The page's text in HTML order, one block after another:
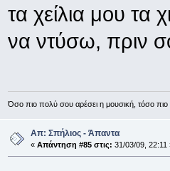
τα χείλια μου τα
να ντύσω, πριν
Όσο πιο πολύ σου αρέσει η μουσική, τόσο
Απ: Σπήλιος - Άπαντα
« Απάντηση #85 στις: 31/03/09, 22:11